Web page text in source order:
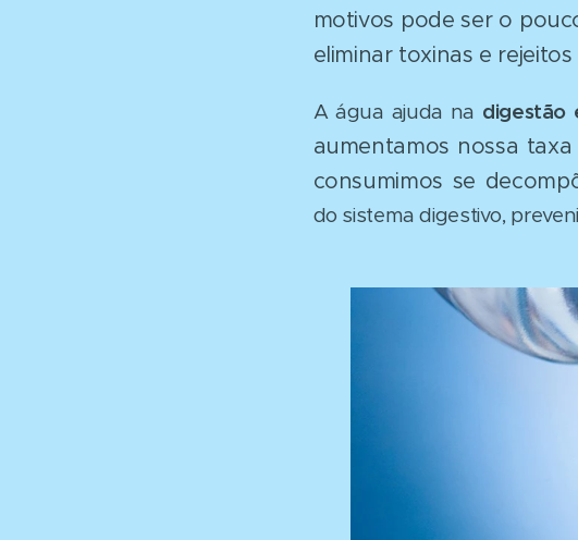
motivos pode ser o
eliminar toxinas e
A água ajuda na digestão
aumentamos nossa
consumimos se
do sistema digestivo,